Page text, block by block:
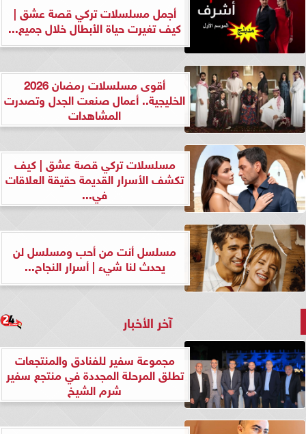
أجمل مسلسلات تركي قصة عشق |
كيف تغيرت حياة الأبطال خلال جميع...
أقوى مسلسلات رمضان 2026
الخليجية.. أعمال صنعت الجدل وتصدرت
المشاهدات
مسلسلات تركي قصة عشق | كيف
تكشف الأسرار القديمة حقيقة العلاقات
في...
مسلسل أنت من أحب ومسلسل لن
يحدث لنا شيء | أسرار النجاح...
آخر الأخبار
مجموعة سفير للفنادق والمنتجعات
تطلق المرحلة المجددة في منتجع سفير
شرم الشيخ